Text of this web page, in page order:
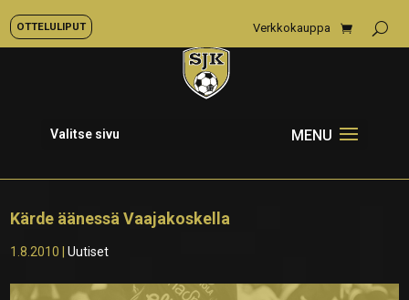
OTTELULIPUT Verkkokauppa
Valitse sivu
Kärde äänessä Vaajakoskella
1.8.2010 |Uutiset